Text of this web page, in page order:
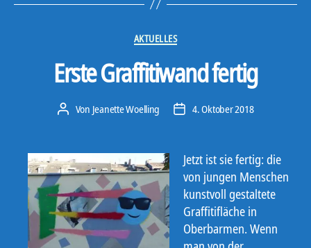
Kategorien
AKTUELLES
Erste Graffitiwand fertig
Beitragsautor
Von Jeanette Woelling Veröffentlichungsdatum
4. Oktober 2018
Jetzt ist sie fertig: die
von jungen Menschen
kunstvoll gestaltete
Graffitifläche in
Oberbarmen. Wenn